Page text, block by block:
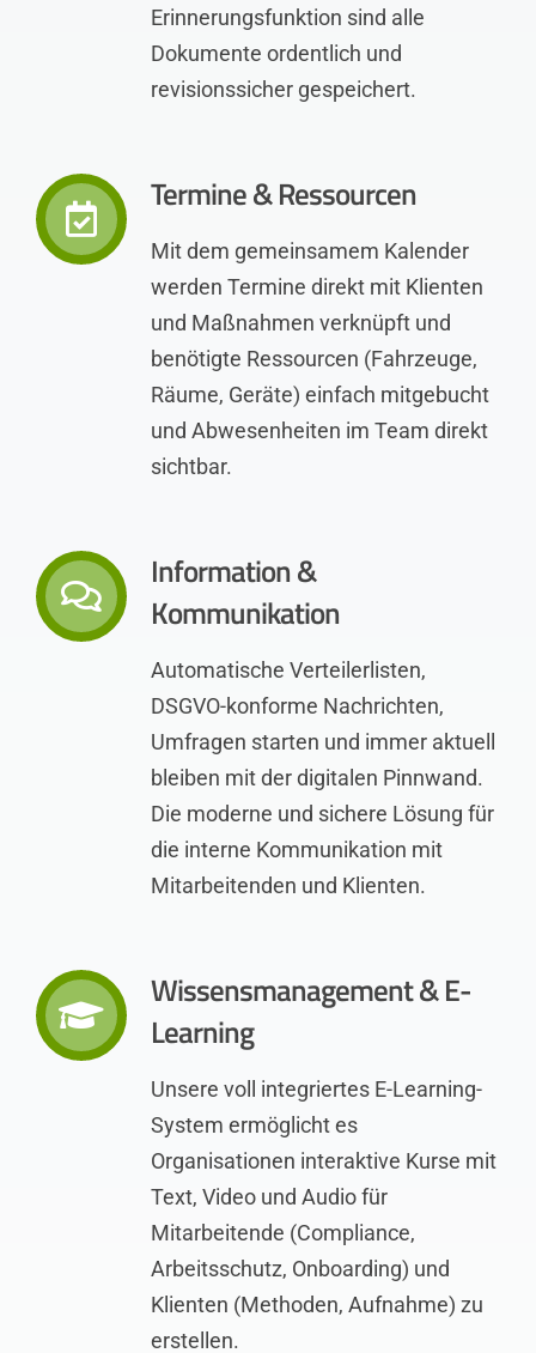
Erinnerungsfunktion sind alle
Dokumente ordentlich und
revisionssicher gespeichert.
Termine & Ressourcen
Mit dem gemeinsamem Kalender
werden Termine direkt mit Klienten
und Maßnahmen verknüpft und
benötigte Ressourcen (Fahrzeuge,
Räume, Geräte) einfach mitgebucht
und Abwesenheiten im Team direkt
sichtbar.
Information &
Kommunikation
Automatische Verteilerlisten,
DSGVO-konforme Nachrichten,
Umfragen starten und immer aktuell
bleiben mit der digitalen Pinnwand.
Die moderne und sichere Lösung für
die interne Kommunikation mit
Mitarbeitenden und Klienten.
Wissensmanagement & E-
Learning
Unsere voll integriertes E-Learning-
System ermöglicht es
Organisationen interaktive Kurse mit
Text, Video und Audio für
Mitarbeitende (Compliance,
Arbeitsschutz, Onboarding) und
Klienten (Methoden, Aufnahme) zu
erstellen.